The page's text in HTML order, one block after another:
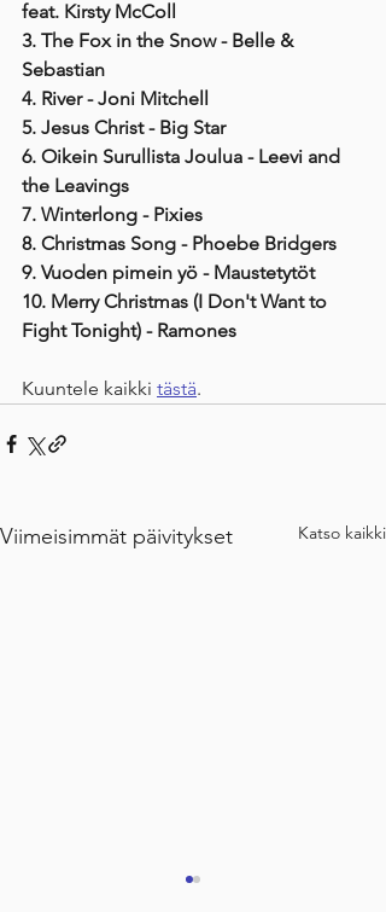
feat. Kirsty McColl
3. The Fox in the Snow - Belle &
Sebastian
4. River - Joni Mitchell
5. Jesus Christ - Big Star
6. Oikein Surullista Joulua - Leevi and
the Leavings
7. Winterlong - Pixies
8. Christmas Song - Phoebe Bridgers
9. Vuoden pimein yö - Maustetytöt
10. Merry Christmas (I Don't Want to
Fight Tonight) - Ramones
Kuuntele kaikki tästä.
Viimeisimmät päivitykset Katso kaikki